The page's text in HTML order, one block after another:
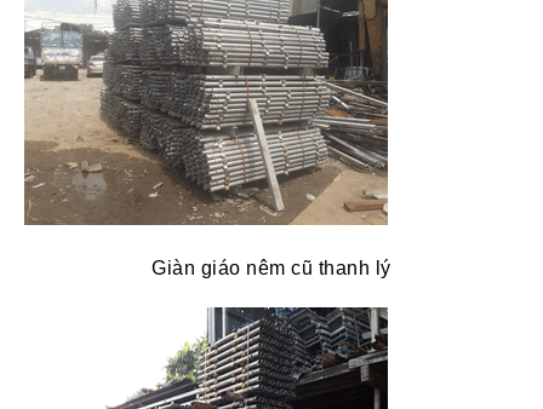
Giàn giáo nêm cũ thanh lý